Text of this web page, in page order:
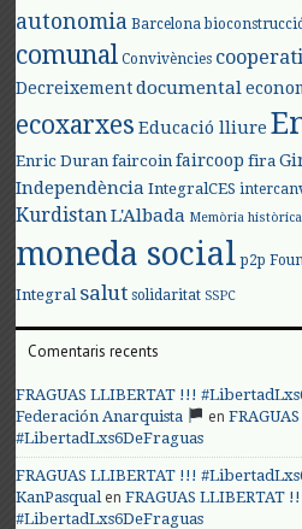
autonomia Barcelona
comunal Convivències
Decreixement documental
ecoxarxes Educació lliure
Enric Duran faircoin faircoop fira
Independència IntegralCES
KurdistanL'Albada Memòria històrica
moneda social p2p
Integral salut solidaritat SSPC
Comentaris recents
FRAGUAS LLIBERTAT !!!
Federación Anarquista
en
#LibertadLxs6DeFraguas
FRAGUAS LLIBERTAT !!!
KanPasqualenFRAGUAS LLIBERTAT
#LibertadLxs6DeFraguas